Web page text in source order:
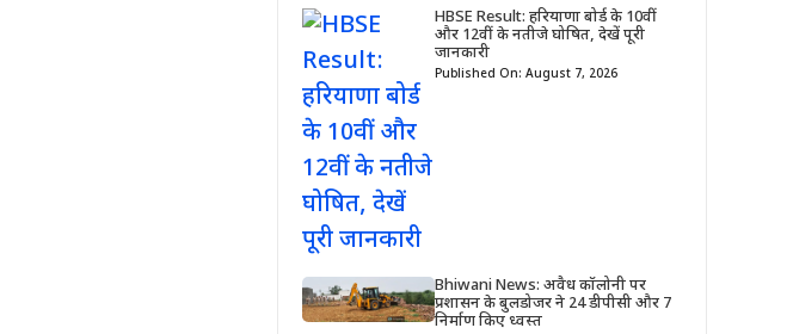
HBSE Result: हरियाणा बोर्ड के 10वीं
और 12वीं के नतीजे घोषित, देखें पूरी
जानकारी
Published On: August 7, 2026
Bhiwani News: अवैध कॉलोनी पर
प्रशासन के बुलडोजर ने 24 डीपीसी और 7
निर्माण किए ध्वस्त